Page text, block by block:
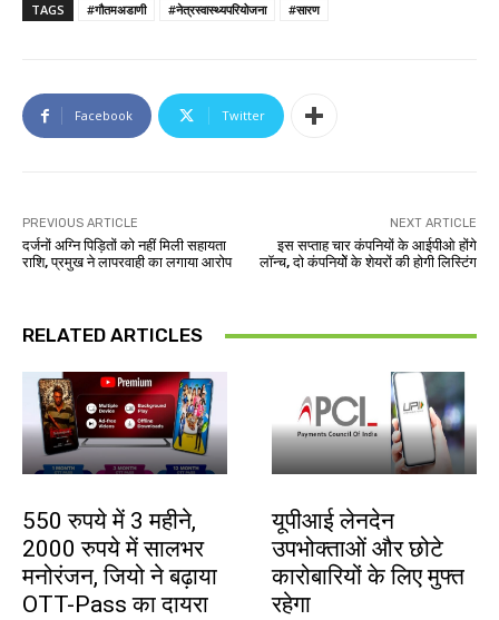
TAGS #गौतमअडाणी #नेत्रस्वास्थ्यपरियोजना #सारण
Facebook Twitter
PREVIOUS ARTICLE
दर्जनों अग्नि पिड़ितों को नहीं मिली सहायता
राशि, प्रमुख ने लापरवाही का लगाया आरोप
NEXT ARTICLE
इस सप्ताह चार कंपनियों के आईपीओ होंगे
लॉन्च, दो कंपनियोें के शेयरों की होगी लिस्टिंग
RELATED ARTICLES
550 रुपये में 3 महीने,
2000 रुपये में सालभर
मनोरंजन, जियो ने बढ़ाया
OTT-Pass का दायरा
यूपीआई लेनदेन
उपभोक्ताओं और छोटे
कारोबारियों के लिए मुफ्त
रहेगा